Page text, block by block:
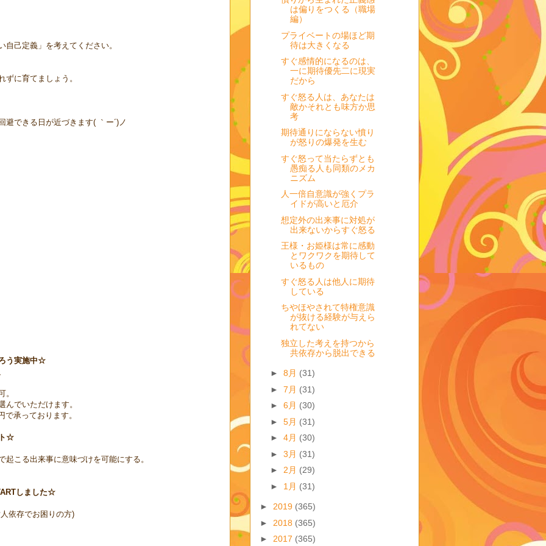
己定義」を考えてください。
ずに育てましょう。
避できる日が近づきます( ｀ー´)ノ
う実施中☆
。
んでいただけます。
承っております。
☆
こる出来事に意味づけを可能にする。
しました☆
依存でお困りの方)
は偏りをつくる（職場
編）
プライベートの場ほど期
待は大きくなる
すぐ感情的になるのは、
一に期待優先二に現実
だから
すぐ怒る人は、あなたは
敵かそれとも味方か思
考
期待通りにならない憤り
が怒りの爆発を生む
すぐ怒って当たらずとも
愚痴る人も同類のメカ
ニズム
人一倍自意識が強くプラ
イドが高いと厄介
想定外の出来事に対処が
出来ないからすぐ怒る
王様・お姫様は常に感動
とワクワクを期待して
いるもの
すぐ怒る人は他人に期待
している
ちやほやされて特権意識
が抜ける経験が与えら
れてない
独立した考えを持つから
共依存から脱出できる
► 8月 (31)
► 7月 (31)
► 6月 (30)
► 5月 (31)
► 4月 (30)
► 3月 (31)
► 2月 (29)
► 1月 (31)
► 2019 (365)
► 2018 (365)
► 2017 (365)